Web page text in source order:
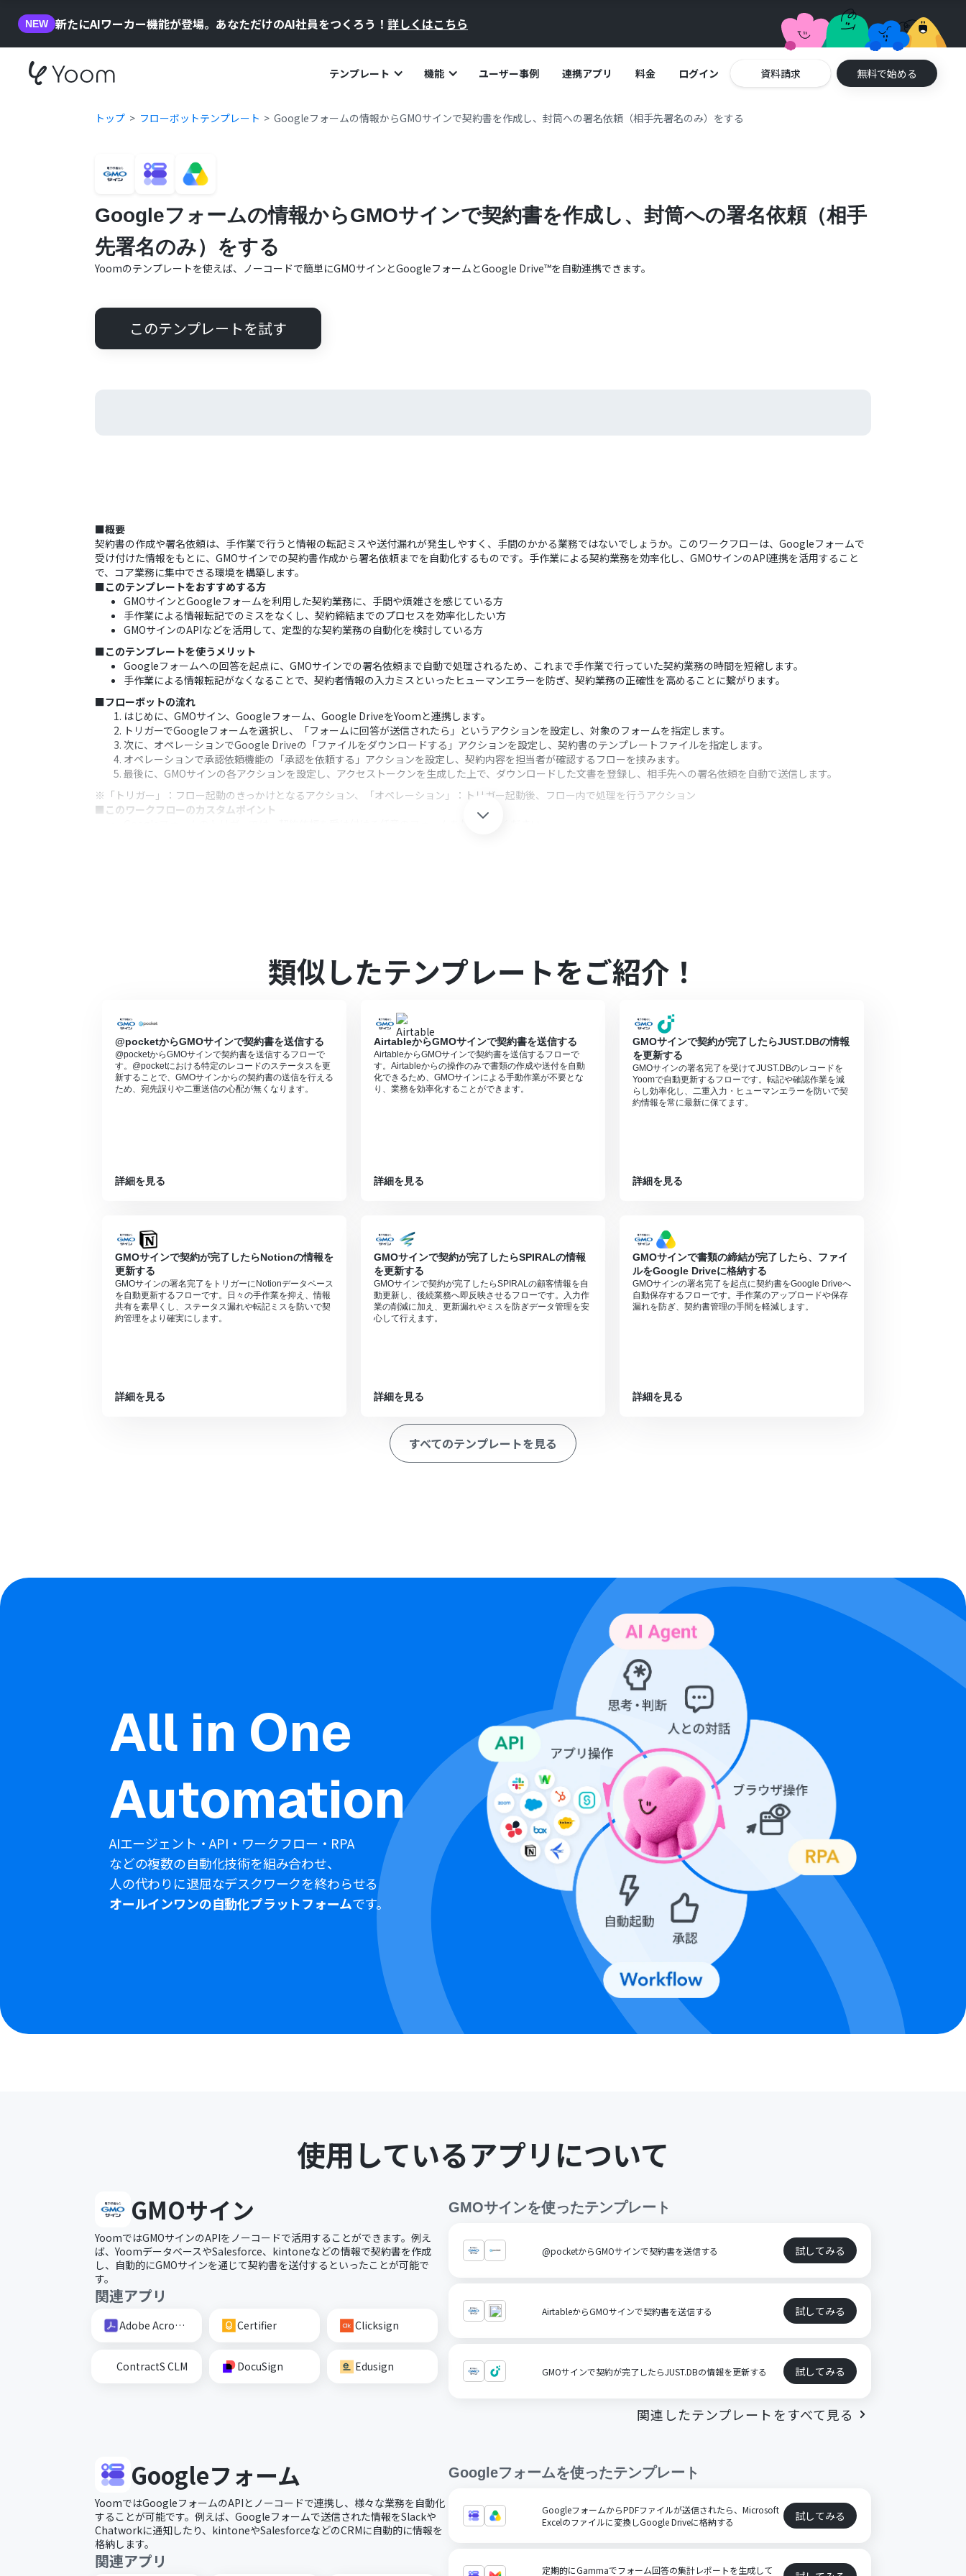
NEW 新たにAIワーカー機能が登場。あなただけのAI社員をつくろう！ 詳しくはこちら
テンプレート 機能 ユーザー事例 連携アプリ 料金 ログイン 資料請求 無料で始める
トップ フローボットテンプレート Googleフォームの情報からGMOサインで契約書を作成し、封筒への署名依頼（相手先署名のみ）をする
Googleフォームの情報からGMOサインで契約書を作成し、封筒への署名依頼（相手
先署名のみ）をする
Yoomのテンプレートを使えば、ノーコードで簡単にGMOサインとGoogleフォームとGoogle Drive™を自動連携できます。
このテンプレートを試す
■概要
契約書の作成や署名依頼は、手作業で行うと情報の転記ミスや送付漏れが発生しやすく、手間のかかる業務ではないでしょうか。このワークフローは、Googleフォームで
受け付けた情報をもとに、GMOサインでの契約書作成から署名依頼までを自動化するものです。手作業による契約業務を効率化し、GMOサインのAPI連携を活用すること
で、コア業務に集中できる環境を構築します。
■このテンプレートをおすすめする方
GMOサインとGoogleフォームを利用した契約業務に、手間や煩雑さを感じている方
手作業による情報転記でのミスをなくし、契約締結までのプロセスを効率化したい方
GMOサインのAPIなどを活用して、定型的な契約業務の自動化を検討している方
■このテンプレートを使うメリット
Googleフォームへの回答を起点に、GMOサインでの署名依頼まで自動で処理されるため、これまで手作業で行っていた契約業務の時間を短縮します。
手作業による情報転記がなくなることで、契約者情報の入力ミスといったヒューマンエラーを防ぎ、契約業務の正確性を高めることに繋がります。
■フローボットの流れ
はじめに、GMOサイン、Googleフォーム、Google DriveをYoomと連携します。
トリガーでGoogleフォームを選択し、「フォームに回答が送信されたら」というアクションを設定し、対象のフォームを指定します。
次に、オペレーションでGoogle Driveの「ファイルをダウンロードする」アクションを設定し、契約書のテンプレートファイルを指定します。
オペレーションで承認依頼機能の「承認を依頼する」アクションを設定し、契約内容を担当者が確認するフローを挟みます。
最後に、GMOサインの各アクションを設定し、アクセストークンを生成した上で、ダウンロードした文書を登録し、相手先への署名依頼を自動で送信します。
※「トリガー」：フロー起動のきっかけとなるアクション、「オペレーション」：トリガー起動後、フロー内で処理を行うアクション
■このワークフローのカスタムポイント
トリガーは5分、10分、15分、30分、60分の間隔で起動間隔を選択できます。
ダウンロード可能なファイル容量は最大300MBまでです。アプリの仕様によっては300MB未満になる可能性があるので、ご注意ください。
トリガー、各オペレーションでの取り扱い可能なファイル容量の詳細は「
ファイルの容量制限について
」をご参照ください。
GMOサインでの署名依頼方法は「
GMOサインで署名依頼を行う
類似したテンプレートをご紹介！
@pocketからGMOサインで契約書を送信する
@pocketからGMOサインで契約書を送信するフローで
す。@pocketにおける特定のレコードのステータスを更
新することで、GMOサインからの契約書の送信を行える
ため、宛先誤りや二重送信の心配が無くなります。
詳細を見る
AirtableからGMOサインで契約書を送信する
AirtableからGMOサインで契約書を送信するフローで
す。Airtableからの操作のみで書類の作成や送付を自動
化できるため、GMOサインによる手動作業が不要とな
り、業務を効率化することができます。
詳細を見る
GMOサインで契約が完了したらJUST.DBの情報
を更新する
GMOサインの署名完了を受けてJUST.DBのレコードを
Yoomで自動更新するフローです。転記や確認作業を減
らし効率化し、二重入力・ヒューマンエラーを防いで契
約情報を常に最新に保てます。
詳細を見る
GMOサインで契約が完了したらNotionの情報を
更新する
GMOサインの署名完了をトリガーにNotionデータベース
を自動更新するフローです。日々の手作業を抑え、情報
共有を素早くし、ステータス漏れや転記ミスを防いで契
約管理をより確実にします。
詳細を見る
GMOサインで契約が完了したらSPIRALの情報
を更新する
GMOサインで契約が完了したらSPIRALの顧客情報を自
動更新し、後続業務へ即反映させるフローです。入力作
業の削減に加え、更新漏れやミスを防ぎデータ管理を安
心して行えます。
詳細を見る
GMOサインで書類の締結が完了したら、ファイ
ルをGoogle Driveに格納する
GMOサインの署名完了を起点に契約書をGoogle Driveへ
自動保存するフローです。手作業のアップロードや保存
漏れを防ぎ、契約書管理の手間を軽減します。
詳細を見る
すべてのテンプレートを見る
All in One
Automation
AIエージェント・API・ワークフロー・RPA
などの複数の自動化技術を組み合わせ、
人の代わりに退屈なデスクワークを終わらせる
オールインワンの自動化プラットフォームです。
使用しているアプリについて
GMOサイン
YoomではGMOサインのAPIをノーコードで活用することができます。例え
ば、YoomデータベースやSalesforce、kintoneなどの情報で契約書を作成
し、自動的にGMOサインを通じて契約書を送付するといったことが可能で
す。
関連アプリ
Adobe Acrobat Sign Certifier Clicksign
ContractS CLM DocuSign Edusign
GMOサインを使ったテンプレート
@pocketからGMOサインで契約書を送信する 試してみる
AirtableからGMOサインで契約書を送信する 試してみる
GMOサインで契約が完了したらJUST.DBの情報を更新する 試してみる
関連したテンプレートをすべて見る
Googleフォーム
YoomではGoogleフォームのAPIとノーコードで連携し、様々な業務を自動化
することが可能です。例えば、Googleフォームで送信された情報をSlackや
Chatworkに通知したり、kintoneやSalesforceなどのCRMに自動的に情報を
格納します。
関連アプリ
Googleフォームを使ったテンプレート
GoogleフォームからPDFファイルが送信されたら、Microsoft
Excelのファイルに変換しGoogle Driveに格納する
試してみる
定期的にGammaでフォーム回答の集計レポートを生成して